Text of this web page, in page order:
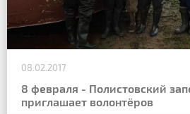
08.02.2017
8 февраля - Полистовский
приглашает волонтёров